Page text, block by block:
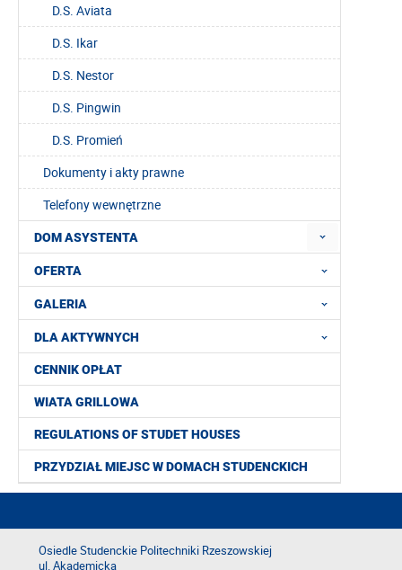
D.S. Aviata
D.S. Ikar
D.S. Nestor
D.S. Pingwin
D.S. Promień
Dokumenty i akty prawne
Telefony wewnętrzne
DOM ASYSTENTA
OFERTA
GALERIA
DLA AKTYWNYCH
CENNIK OPŁAT
WIATA GRILLOWA
REGULATIONS OF STUDET HOUSES
PRZYDZIAŁ MIEJSC W DOMACH STUDENCKICH
Osiedle Studenckie Politechniki Rzeszowskiej
ul. Akademicka